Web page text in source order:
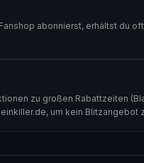
abonnierst, erhältst du
zu großen Rabattzeiten
um kein Blitzangebot